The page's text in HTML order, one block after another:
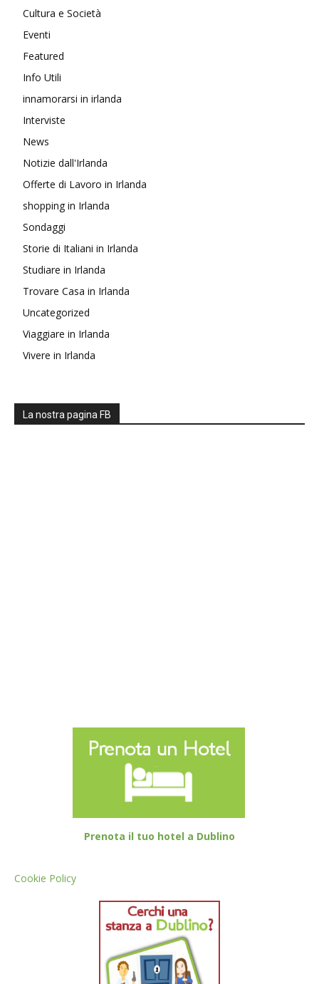
Cultura e Società
Eventi
Featured
Info Utili
innamorarsi in irlanda
Interviste
News
Notizie dall'Irlanda
Offerte di Lavoro in Irlanda
shopping in Irlanda
Sondaggi
Storie di Italiani in Irlanda
Studiare in Irlanda
Trovare Casa in Irlanda
Uncategorized
Viaggiare in Irlanda
Vivere in Irlanda
La nostra pagina FB
Prenota il tuo hotel a Dublino
Cookie Policy